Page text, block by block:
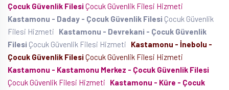
Çocuk Güvenlik FilesiÇocuk Güvenlik Filesi Hizmeti
Kastamonu - Daday - Çocuk Güvenlik Filesi Çocuk Güvenlik
Filesi Hizmeti
Kastamonu - Devrekani - Çocuk Güvenlik
Filesi Çocuk Güvenlik Filesi Hizmeti
Kastamonu - İnebolu -
Çocuk Güvenlik FilesiÇocuk Güvenlik Filesi Hizmeti
Kastamonu - Kastamonu Merkez - Çocuk Güvenlik Filesi
Çocuk Güvenlik Filesi Hizmeti
Kastamonu - Küre - Çocuk